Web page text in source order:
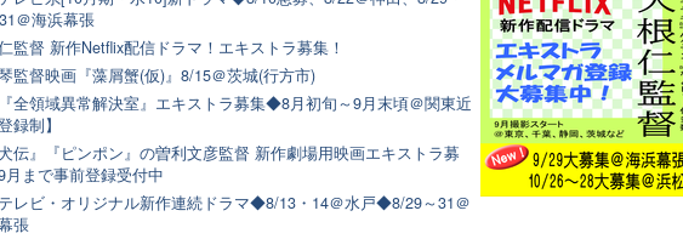
＠海浜幕張
監督 新作Netflix配信ドラマ！エキストラ募集！
監督映画『藻屑蟹(仮)』8/15＠茨城(行方市)
全領域異常解決室』エキストラ募集◆8月初旬～9月末頃＠関東近
録制】
犬伝』『ピンポン』の曽利文彦監督 新作劇場用映画エキストラ募
まで事前登録受付中
レビ・オリジナル新作連続ドラマ◆8/13・14＠水戸◆8/29～31＠
張